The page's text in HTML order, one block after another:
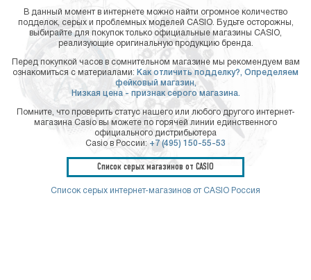
В данный момент в интернете можно найти огромное количество
подделок, серых и проблемных моделей CASIO. Будьте осторожны,
выбирайте для покупок только официальные магазины CASIO,
реализующие оригинальную продукцию бренда.
Перед покупкой часов в сомнительном магазине мы рекомендуем вам
ознакомиться с материалами: Как отличить подделку?, Определяем
фейковый магазин,
Низкая цена - признак серого магазина.
Помните, что проверить статус нашего или любого другого интернет-
магазина Casio вы можете по горячей линии единственного
официального дистрибьютера
Casio в России: +7 (495) 150-55-53
Список серых магазинов от CASIO
Список серых интернет-магазинов от CASIO Россия